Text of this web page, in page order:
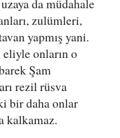
da müdahale
zulümleri,
yapmış yani.
onların o
Şam
rezil rüsva
bir daha onlar
kalkamaz.